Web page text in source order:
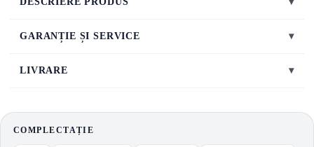
GARANȚIE ȘI SERVICE ▾
LIVRARE ▾
COMPLECTAȚIE